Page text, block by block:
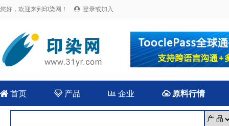
您好，欢迎来到印染网！  登录或加入
 首页 产品  企业 原料行情